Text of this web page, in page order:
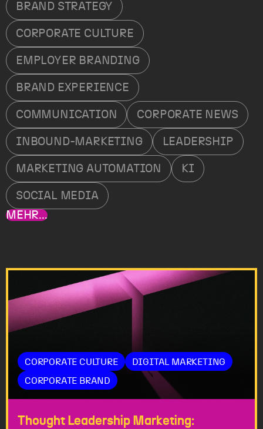
BRAND STRATEGY
CORPORATE CULTURE
EMPLOYER BRANDING
BRAND EXPERIENCE
COMMUNICATION CORPORATE NEWS
INBOUND-MARKETING LEADERSHIP
MARKETING AUTOMATION KI
SOCIAL MEDIA
MEHR...
CORPORATE CULTURE
DIGITAL MARKETING
CORPORATE BRAND
Thought Leadership Marketing: